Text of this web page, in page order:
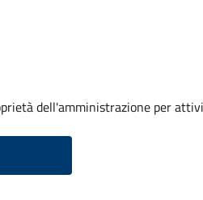
dell'amministrazione per